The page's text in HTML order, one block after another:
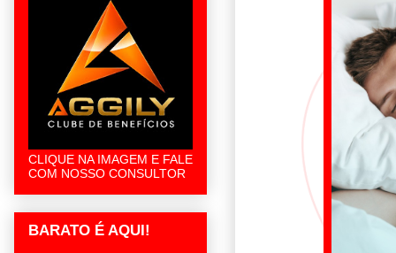
CLIQUE NA IMAGEM E FALE
COM NOSSO CONSULTOR
BARATO É AQUI!